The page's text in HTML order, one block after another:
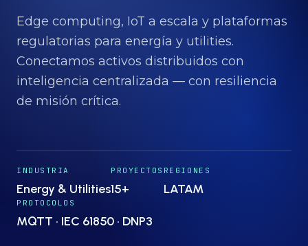
Proyectos →
Nosotros
Hablemos ES· EN
Edge computing, IoT a escala y plataformas
regulatorias para energía y utilities.
Conectamos activos distribuidos con
inteligencia centralizada — con resiliencia
de misión crítica.
INDUSTRIA
Energy & Utilities
PROYECTOS
15+
REGIONES
LATAM
PROTOCOLOS
MQTT · IEC 61850 · DNP3